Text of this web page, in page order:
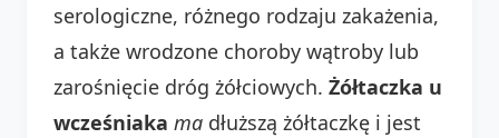
serologiczne, różnego rodzaju zakażenia,
a także wrodzone choroby wątroby lub
zarośnięcie dróg żółciowych. Żółtaczka u
wcześniaka ma dłuższą żółtaczkę i jest